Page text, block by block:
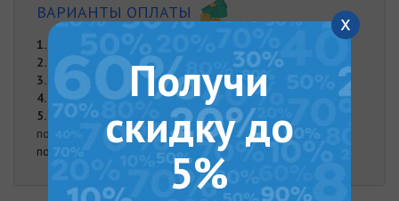
ВАРИАНТЫ ОПЛАТЫ
1.
Оплата частями от "Monobank"
2.
Онлайн оплата на карту Приват Банка
3.
Оплата при доставке
4.
Наложенный платеж
5.
Оплата наличными. Наличная оплата возможна при
получении заказа курьером либо в нашем офисе.
подробнее
x
Получи
скидку до
5%